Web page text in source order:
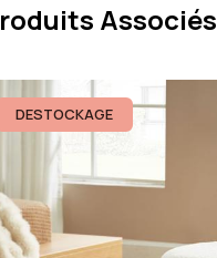
à l'abrasion
de l'assise
de montage
Associés
DESTOCKAGE